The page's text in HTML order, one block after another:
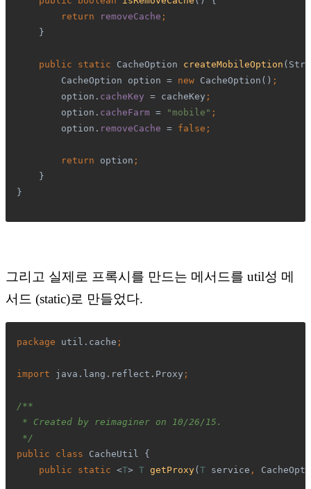
return
removeCache ;
}
public static CacheOption createMobileOption
        CacheOption option =
new CacheOption() ;
option. cacheKey = cacheKey ;
option. cacheFarm = "mobile" ;
option. removeCache = false;
        return
option ;
}
}
그리고 실제로 프록시를 만드는 메서드를 util성 메
서드 (static)로 만들었다.
package util.cache ;
import java.lang.reflect.Proxy ;
/**
* Created by reimaginer on 10/26/15.
*/
public class CacheUtil {
public static <T> T getProxy( T service ,